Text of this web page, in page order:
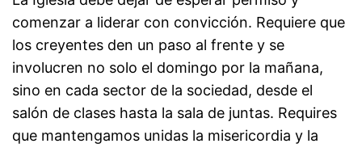
comenzar a liderar con convicción. Requiere que
los creyentes den un paso al frente y se
involucren no solo el domingo por la mañana,
sino en cada sector de la sociedad, desde el
salón de clases hasta la sala de juntas. Requires
que mantengamos unidas la misericordia y la